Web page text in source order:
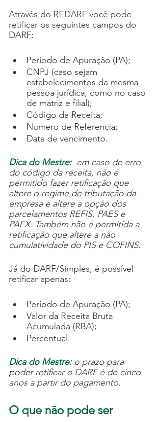
Através do REDARF você pode
retificar os seguintes campos do
DARF:
Período de Apuração (PA);
CNPJ (caso sejam
estabelecimentos da mesma
pessoa jurídica, como no caso
de matriz e filial);
Código da Receita;
Numero de Referencia;
Data de vencimento.
Dica do Mestre: em caso de erro
do código da receita, não é
permitido fazer retificação que
altere o regime de tributação da
empresa e altere a opção dos
parcelamentos REFIS, PAES e
PAEX. Também não é permitida a
retificação que altere a não
cumulatividade do PIS e COFINS.
Já do DARF/Simples, é possível
retificar apenas:
Período de Apuração (PA);
Valor da Receita Bruta
Acumulada (RBA);
Percentual.
Dica do Mestre: o prazo para
poder retificar o DARF é de cinco
anos a partir do pagamento.
O que não pode ser